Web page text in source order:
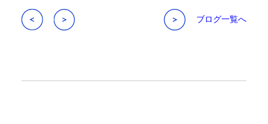
ブログ一覧へ